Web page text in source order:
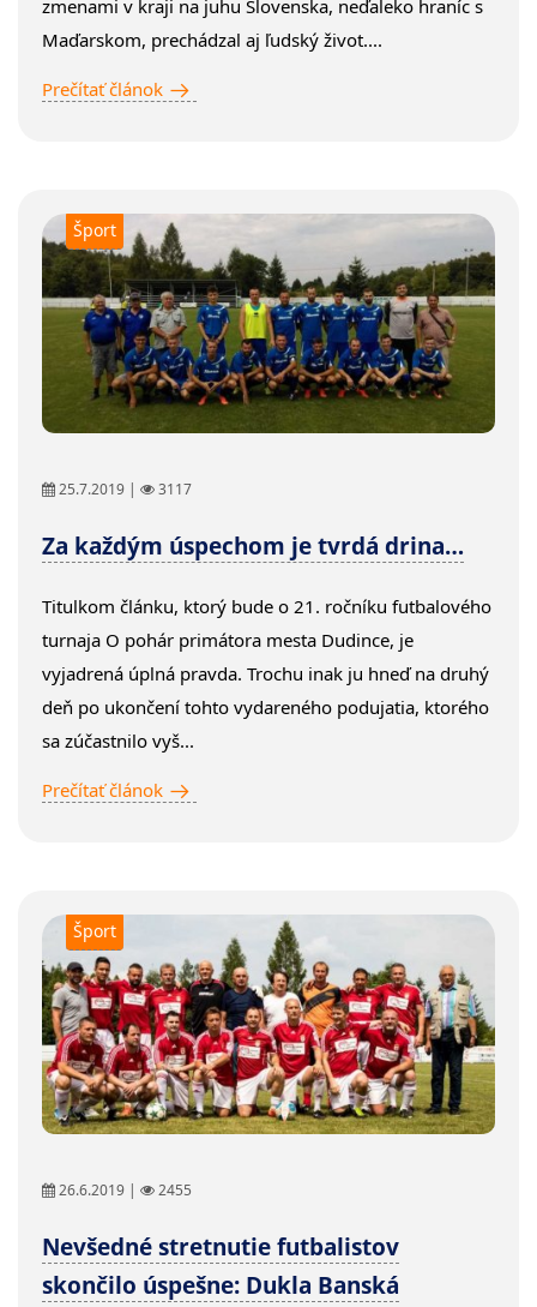
zmenami v kraji na juhu Slovenska, neďaleko hraníc s
Maďarskom, prechádzal aj ľudský život....
Prečítať článok
Šport
25.7.2019 | 3117
Za každým úspechom je tvrdá drina…
Titulkom článku, ktorý bude o 21. ročníku futbalového
turnaja O pohár primátora mesta Dudince, je
vyjadrená úplná pravda. Trochu inak ju hneď na druhý
deň po ukončení tohto vydareného podujatia, ktorého
sa zúčastnilo vyš...
Prečítať článok
Šport
26.6.2019 | 2455
Nevšedné stretnutie futbalistov
skončilo úspešne: Dukla Banská